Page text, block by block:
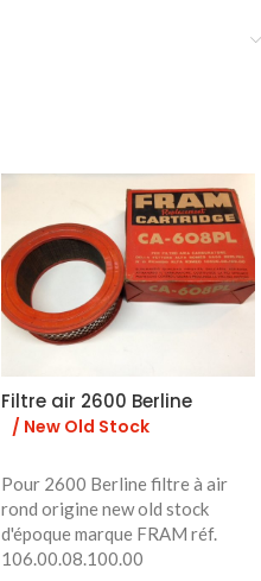
Filtre air 2600 Berline
/ New Old Stock
Pour 2600 Berline filtre à air
rond origine new old stock
d'époque marque FRAM réf.
106.00.08.100.00